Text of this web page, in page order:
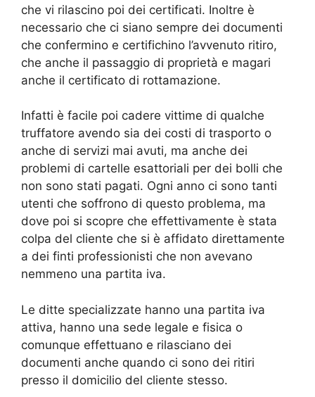
che vi rilascino poi dei certificati. Inoltre è
necessario che ci siano sempre dei documenti
che confermino e certifichino l’avvenuto ritiro,
che anche il passaggio di proprietà e magari
anche il certificato di rottamazione.
Infatti è facile poi cadere vittime di qualche
truffatore avendo sia dei costi di trasporto o
anche di servizi mai avuti, ma anche dei
problemi di cartelle esattoriali per dei bolli che
non sono stati pagati. Ogni anno ci sono tanti
utenti che soffrono di questo problema, ma
dove poi si scopre che effettivamente è stata
colpa del cliente che si è affidato direttamente
a dei finti professionisti che non avevano
nemmeno una partita iva.
Le ditte specializzate hanno una partita iva
attiva, hanno una sede legale e fisica o
comunque effettuano e rilasciano dei
documenti anche quando ci sono dei ritiri
presso il domicilio del cliente stesso.